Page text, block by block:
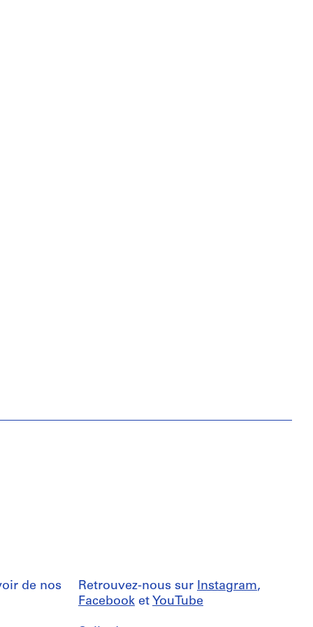
de nos
Retrouvez-nous sur Instagram,
Facebook et YouTube